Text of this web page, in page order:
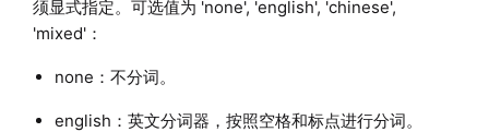
须显式指定。可选值为 'none', 'english', 'chinese',
'mixed'：
none：不分词。
english：英文分词器，按照空格和标点进行分词。